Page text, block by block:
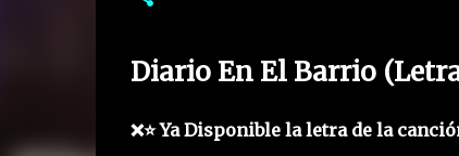
Diario En El Barrio
❌⭐ Ya Disponible la letra de la